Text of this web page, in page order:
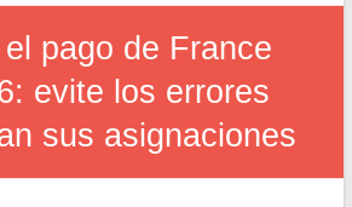
pago de France
evite los errores
sus asignaciones